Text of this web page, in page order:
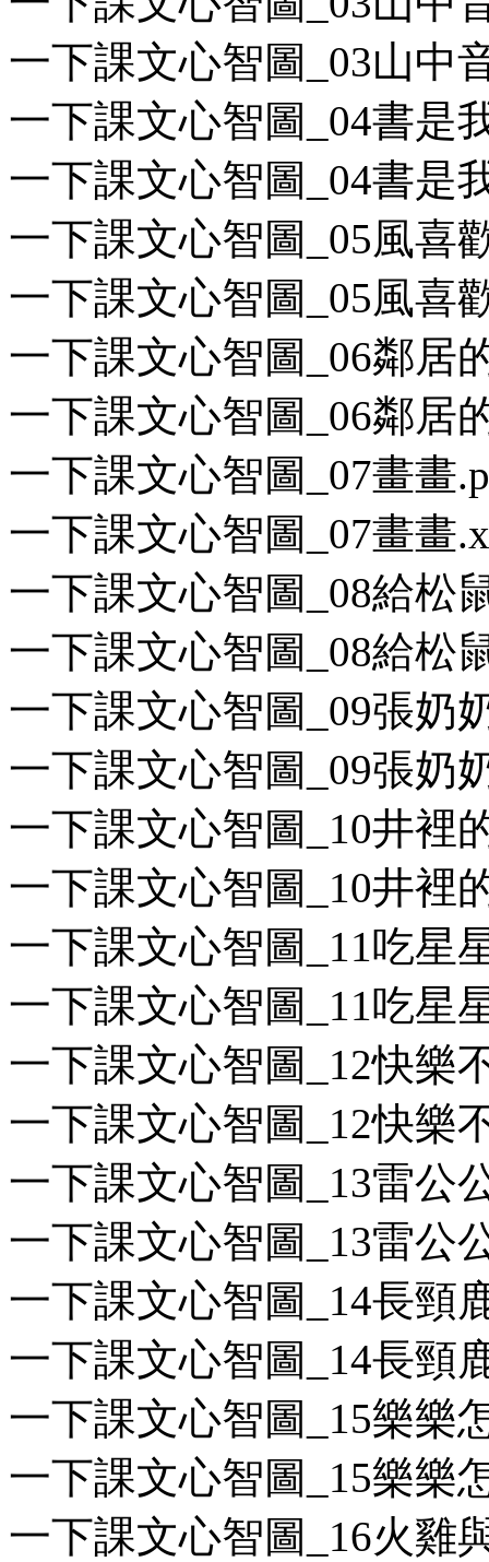
一下課文心智圖_03山中
一下課文心智圖_04書是
一下課文心智圖_04書是
一下課文心智圖_05風喜
一下課文心智圖_05風喜
一下課文心智圖_06鄰居
一下課文心智圖_06鄰居
一下課文心智圖_07畫畫
一下課文心智圖_07畫畫
一下課文心智圖_08給松
一下課文心智圖_08給松
一下課文心智圖_09張奶
一下課文心智圖_09張奶
一下課文心智圖_10井裡
一下課文心智圖_10井裡
一下課文心智圖_11吃星
一下課文心智圖_11吃星
一下課文心智圖_12快樂
一下課文心智圖_12快樂
一下課文心智圖_13雷公
一下課文心智圖_13雷公
一下課文心智圖_14長頸
一下課文心智圖_14長頸
一下課文心智圖_15樂樂
一下課文心智圖_15樂樂
一下課文心智圖_16火雞